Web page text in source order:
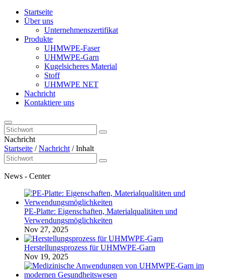
Startseite
Über uns
Unternehmenszertifikat
Produkte
UHMWPE-Faser
UHMWPE-Garn
Kugelsicheres Material
Stoff
UHMWPE NET
Nachricht
Kontaktiere uns
Nachricht
Startseite /Nachricht /Inhalt
News - Center
PE-Platte: Eigenschaften, Materialqualitäten und
Verwendungsmöglichkeiten
Nov 27, 2025
Herstellungsprozess für UHMWPE-Garn
Nov 19, 2025